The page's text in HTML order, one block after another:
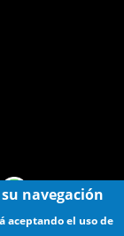
navegación
aceptando el uso de